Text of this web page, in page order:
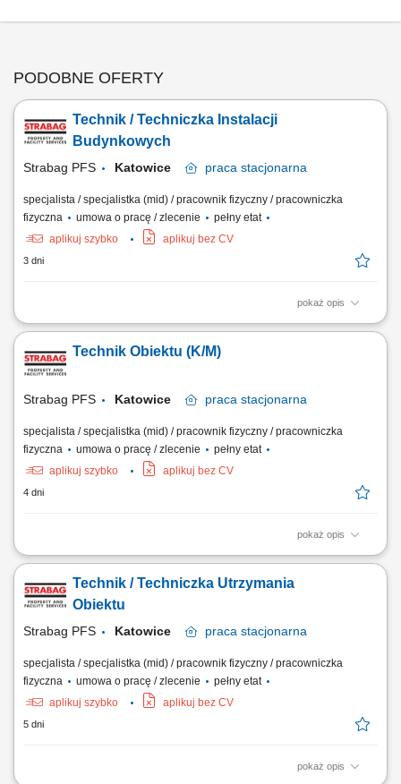
PODOBNE OFERTY
Technik / Techniczka Instalacji
Budynkowych
Strabag PFS Katowice praca stacjonarna
specjalista / specjalistka (mid) / pracownik fizyczny / pracowniczka
fizyczna
umowa o pracę / zlecenie
pełny etat
aplikuj szybko
aplikuj bez CV
3 dni
pokaż opis
Opis stanowiska Utrzymanie sprawności instalacji budynkowych:
przeglądy oraz konserwacja urządzeń technicznych. Usuwanie awarii i
bieżące reagowanie na zgłoszenia serwisowe. Współpraca z
Technik Obiektu (K/M)
Strabag PFS Katowice praca stacjonarna
specjalista / specjalistka (mid) / pracownik fizyczny / pracowniczka
fizyczna
umowa o pracę / zlecenie
pełny etat
aplikuj szybko
aplikuj bez CV
4 dni
pokaż opis
Zadania: bieżąca eksploatacja, konserwacja instalacji i urządzeń
klimatyzacyjne, grzewcze, wentylacyjne; monitorowanie pracy
powierzonych urządzeń; usuwanie awarii; współpraca z serwisami
Technik / Techniczka Utrzymania
Obiektu
Strabag PFS Katowice praca stacjonarna
specjalista / specjalistka (mid) / pracownik fizyczny / pracowniczka
fizyczna
umowa o pracę / zlecenie
pełny etat
aplikuj szybko
aplikuj bez CV
5 dni
pokaż opis